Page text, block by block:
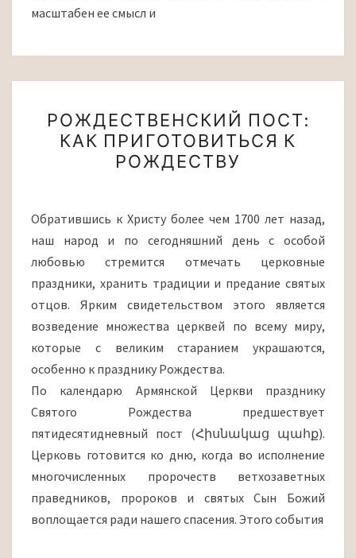
масштабен ее смысл и
ПОСТ:
КАК
ПРИГОТОВИТЬСЯ
РОЖДЕСТВУ
РОЖДЕСТВЕНСКИЙ ПОСТ:
КАК ПРИГОТОВИТЬСЯ К
РОЖДЕСТВУ
Обратившись к Христу более чем 1700 лет назад,
наш народ и по сегодняшний день с особой
любовью стремится отмечать церковные
праздники, хранить традиции и предание святых
отцов. Ярким свидетельством этого является
возведение множества церквей по всему миру,
которые с великим старанием украшаются,
особенно к празднику Рождества.
По календарю Армянской Церкви празднику
Святого Рождества предшествует
пятидесятидневный пост (Հիսնակաց պահք).
Церковь готовится ко дню, когда во исполнение
многочисленных пророчеств ветхозаветных
праведников, пророков и святых Сын Божий
воплощается ради нашего спасения. Этого события